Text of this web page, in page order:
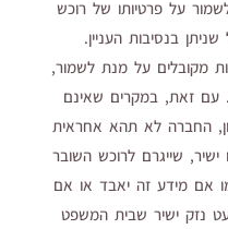
על פרטיותו של רוכש
בנסיבות העניין.
מקובלים על מנת לשמור,
עם זאת, במקרים שאינם
החברה לא תהא אחראית
שייגרם לרוכש השובר
אם מידע זה יאבד או אם
נזק ישיר שבית המשפט